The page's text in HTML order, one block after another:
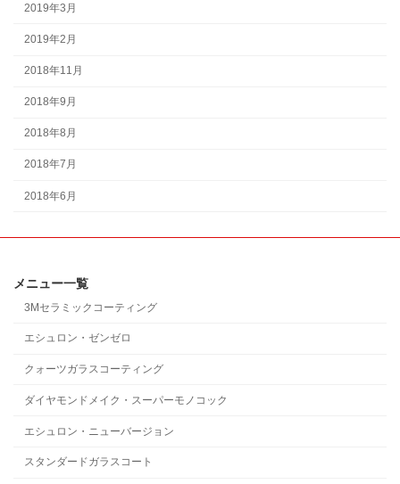
2019年3月
2019年2月
2018年11月
2018年9月
2018年8月
2018年7月
2018年6月
メニュー一覧
3Mセラミックコーティング
エシュロン・ゼンゼロ
クォーツガラスコーティング
ダイヤモンドメイク・スーパーモノコック
エシュロン・ニューバージョン
スタンダードガラスコート